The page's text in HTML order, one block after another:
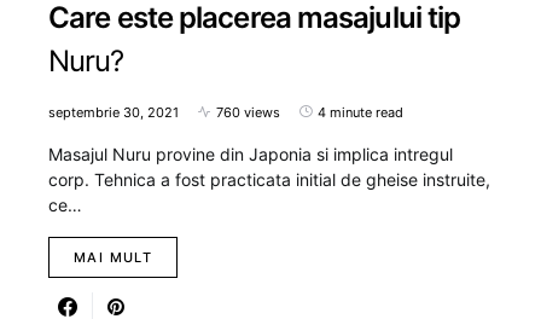
Care este placerea masajului tip
Nuru?
septembrie 30, 2021 760 views 4 minute read
Masajul Nuru provine din Japonia si implica intregul
corp. Tehnica a fost practicata initial de gheise instruite,
ce…
MAI MULT